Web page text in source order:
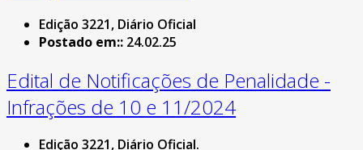
Edição 3221, Diário Oficial
Postado em:: 24.02.25
Edital de Notificações de Penalidade -
Infrações de 10 e 11/2024
Edição 3221, Diário Oficial.